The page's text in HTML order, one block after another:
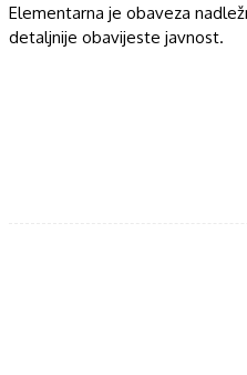
Elementarna je obaveza
detaljnije obavijeste javnost.